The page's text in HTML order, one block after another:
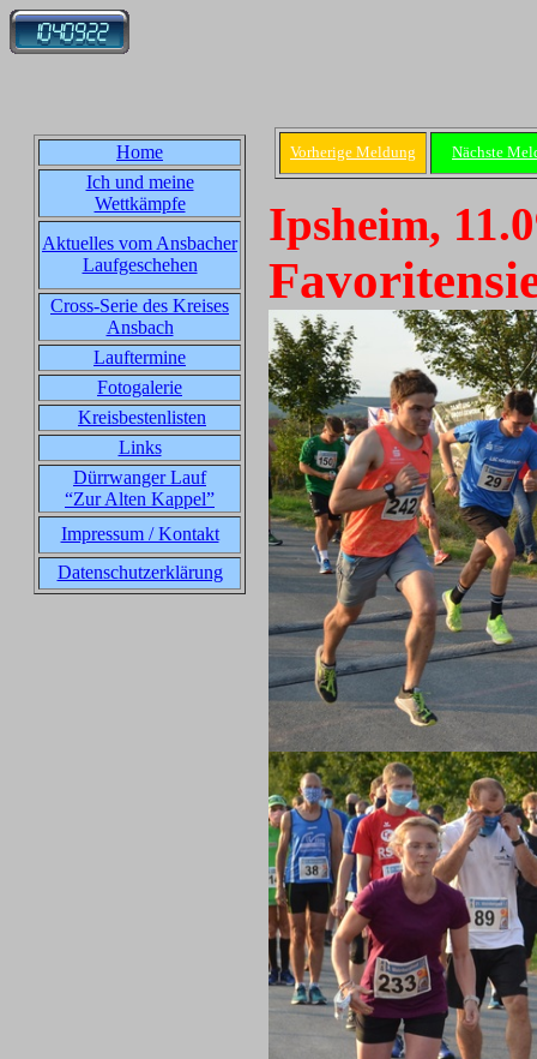
Home
Ich und meine
Wettkämpfe
Aktuelles vom Ansbacher
Laufgeschehen
Cross-Serie des Kreises
Ansbach
Lauftermine
Fotogalerie
Kreisbestenlisten
Links
Dürrwanger Lauf
“Zur Alten Kappel”
Impressum / Kontakt
Datenschutzerklärung
Vorherige Meldung Nächste
Ipsheim,